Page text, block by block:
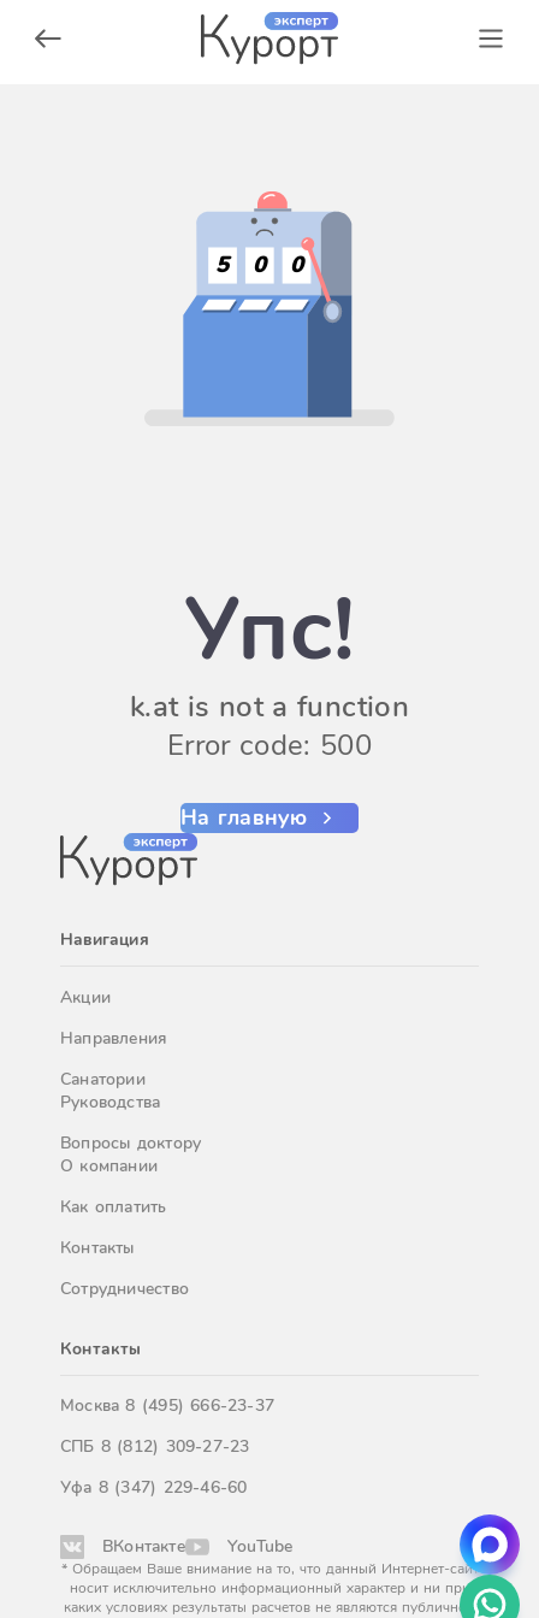
5 0 0
Упс!
k.at is not a function
Error code: 500
На главную
Навигация
Акции
Направления
Санатории
Руководства
Вопросы доктору
О компании
Как оплатить
Контакты
Сотрудничество
Контакты
Москва8 (495) 666-23-37
СПБ 8 (812) 309-27-23
Уфа 8 (347) 229-46-60
ВКонтакте YouTube
* Обращаем Ваше внимание на то, что данный Интернет-сайт
носит исключительно информационный характер и ни при
каких условиях результаты расчетов не являются публичной